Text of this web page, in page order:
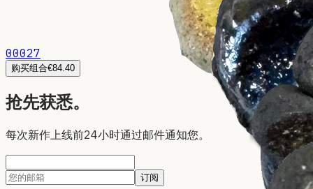
00027
购买组合€84.40
抢先获悉。
每次新作上线前24小时通过邮件通知您。
订阅